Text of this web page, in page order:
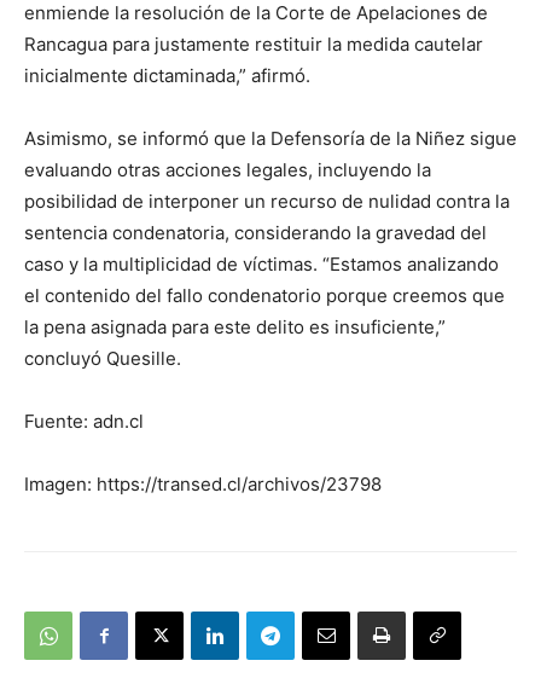
enmiende la resolución de la Corte de Apelaciones de
Rancagua para justamente restituir la medida cautelar
inicialmente dictaminada,” afirmó.
Asimismo, se informó que la Defensoría de la Niñez sigue
evaluando otras acciones legales, incluyendo la
posibilidad de interponer un recurso de nulidad contra la
sentencia condenatoria, considerando la gravedad del
caso y la multiplicidad de víctimas. “Estamos analizando
el contenido del fallo condenatorio porque creemos que
la pena asignada para este delito es insuficiente,”
concluyó Quesille.
Fuente: adn.cl
Imagen: https://transed.cl/archivos/23798